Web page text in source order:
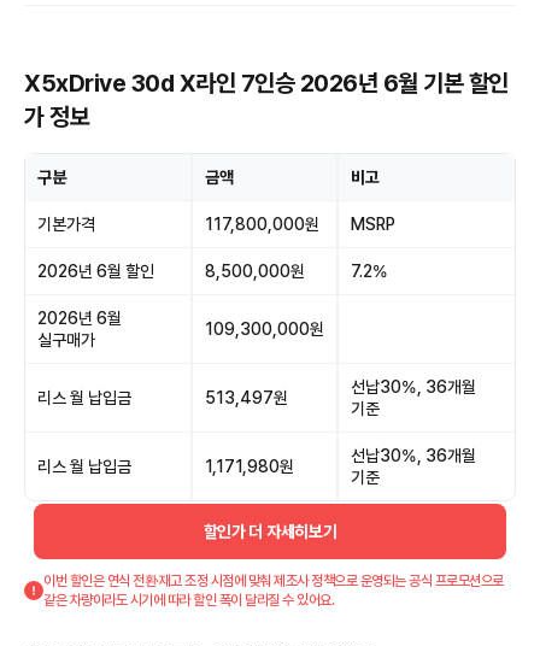
X5xDrive 30d X라인 7인승 2026년 6월 기본 할인
가 정보
구분 금액 비고
기본가격 117,800,000원 MSRP
2026년 6월 할인 8,500,000원 7.2%
2026년 6월
실구매가
109,300,000원
리스 월 납입금 513,497원
선납30%, 36개월
기준
리스 월 납입금 1,171,980원
선납30%, 36개월
기준
할인가 더 자세히보기
이번 할인은 연식 전환·재고 조정 시점에 맞춰 제조사 정책으로 운영되는 공식 프로모션으로
같은 차량이라도 시기에 따라 할인 폭이 달라질 수 있어요.